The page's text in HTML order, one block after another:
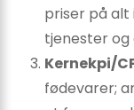
priser på alt
tjenester og
Kernekpi/
fødevarer;